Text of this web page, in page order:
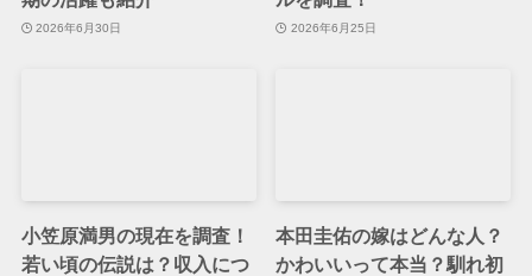
2026年6月30日 2026年6月25日
小笠原満男の現在を調査！
若い頃の伝説は？収入につ
本田圭佑の嫁はどんな人？
かわいいって本当？馴れ初